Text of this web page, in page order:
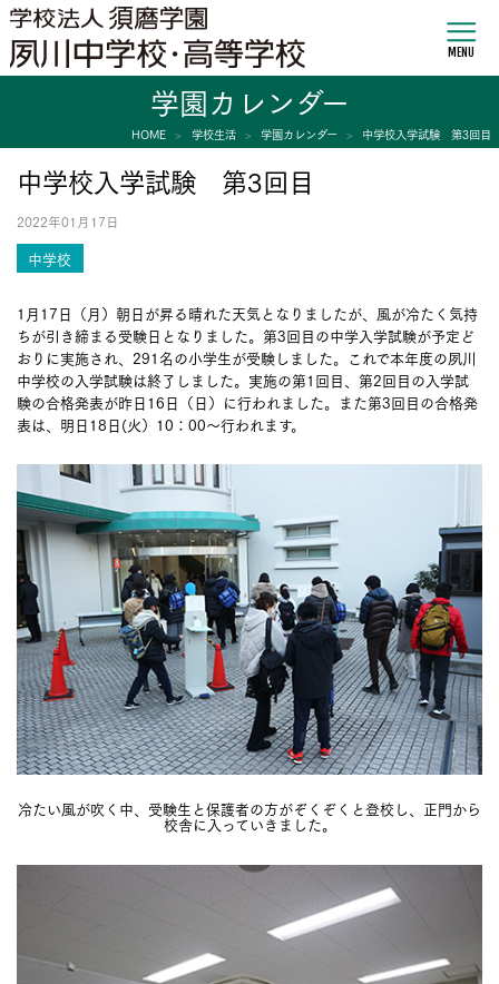
MENU
学園カレンダー
HOME 学校生活 学園カレンダー 中学校入学試験 第3回目
中学校入学試験 第3回目
2022年01月17日
中学校
1月17日（月）朝日が昇る晴れた天気となりましたが、風が冷たく気持
ちが引き締まる受験日となりました。第3回目の中学入学試験が予定ど
おりに実施され、291名の小学生が受験しました。これで本年度の夙川
中学校の入学試験は終了しました。実施の第1回目、第2回目の入学試
験の合格発表が昨日16日（日）に行われました。また第3回目の合格発
表は、明日18日(火）10：00～行われます。
冷たい風が吹く中、受験生と保護者の方がぞくぞくと登校し、正門から
校舎に入っていきました。